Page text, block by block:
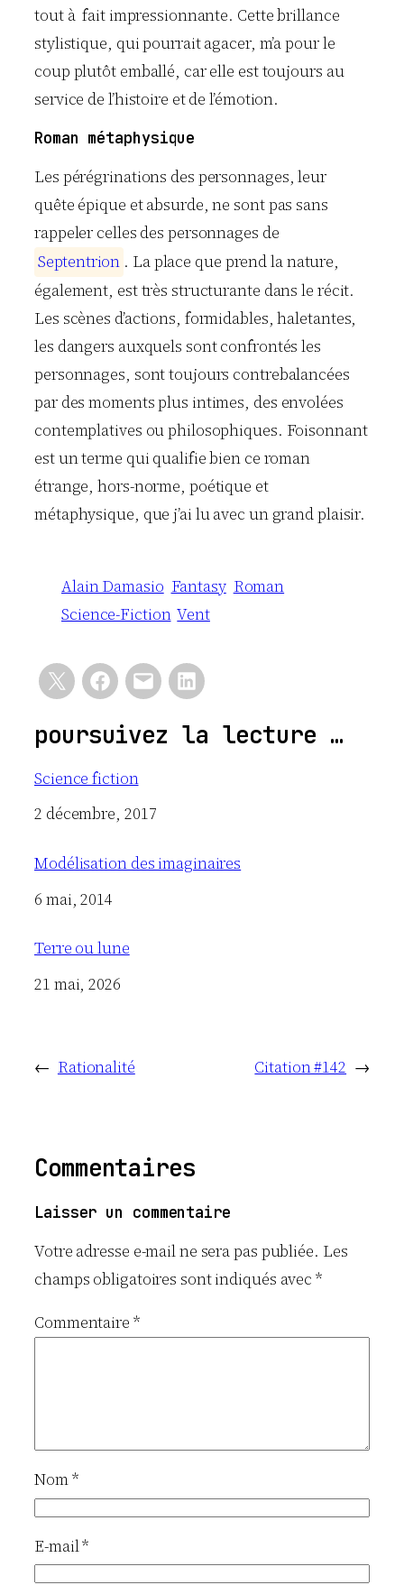
tout à fait impressionnante. Cette brillance
stylistique, qui pourrait agacer, m’a pour le
coup plutôt emballé, car elle est toujours au
service de l’histoire et de l’émotion.
Roman métaphysique
Les pérégrinations des personnages, leur
quête épique et absurde, ne sont pas sans
rappeler celles des personnages de
Septentrion . La place que prend la nature,
également, est très structurante dans le récit.
Les scènes d’actions, formidables, haletantes,
les dangers auxquels sont confrontés les
personnages, sont toujours contrebalancées
par des moments plus intimes, des envolées
contemplatives ou philosophiques. Foisonnant
est un terme qui qualifie bien ce roman
étrange, hors-norme, poétique et
métaphysique, que j’ai lu avec un grand plaisir.
Alain Damasio Fantasy Roman
Science-Fiction Vent
poursuivez la lecture …
Science fiction
Date
2 décembre, 2017
Modélisation des imaginaires
Date
6 mai, 2014
Terre ou lune
Date
21 mai, 2026
← Rationalité Citation #142 →
Commentaires
Laisser un commentaire
Votre adresse e-mail ne sera pas publiée. Les
champs obligatoires sont indiqués avec*
Commentaire *
Nom*
E-mail*